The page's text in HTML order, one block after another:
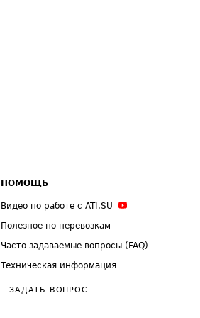
ПОМОЩЬ
Видео по работе с ATI.SU
Полезное по перевозкам
Часто задаваемые вопросы (FAQ)
Техническая информация
ЗАДАТЬ ВОПРОС